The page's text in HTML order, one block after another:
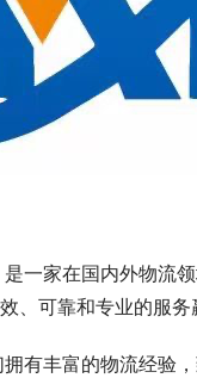
一家在国内外物流
、可靠和专业的服务
有丰富的物流经验